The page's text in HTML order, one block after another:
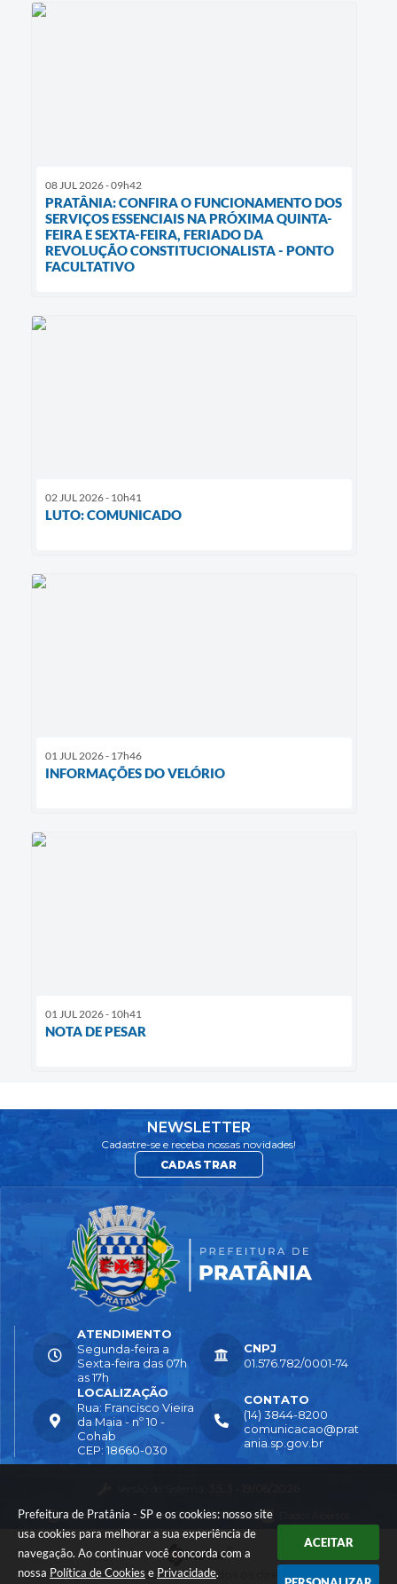
Prefeitura de Pratânia - SP e os cookies: nosso site
usa cookies para melhorar a sua experiência de
navegação. Ao continuar você concorda com a
nossa Política de Cookies e Privacidade.
ACEITAR
08 JUL 2026 - 09h42
PRATÂNIA: CONFIRA O FUNCIONAMENTO DOS
SERVIÇOS ESSENCIAIS NA PRÓXIMA QUINTA-
FEIRA E SEXTA-FEIRA, FERIADO DA
REVOLUÇÃO CONSTITUCIONALISTA - PONTO
FACULTATIVO
02 JUL 2026 - 10h41
LUTO: COMUNICADO
01 JUL 2026 - 17h46
INFORMAÇÕES DO VELÓRIO
01 JUL 2026 - 10h41
NOTA DE PESAR
NEWSLETTER
Cadastre-se e receba nossas novidades!
CADASTRAR
LOCALIZAÇÃO
Rua: Francisco Vieira
da Maia - nº 10 -
Cohab
CEP: 18660-030
CONTATO
(14) 3844-8200
comunicacao@prat
ania.sp.gov.br
ATENDIMENTO
Segunda-feira a
Sexta-feira das 07h
as 17h
CNPJ
01.576.782/0001-74
Portal atualizado em:04/08/2026 16:55
© Copyright Instar - 2006-2026. Todos os direitos reservados -